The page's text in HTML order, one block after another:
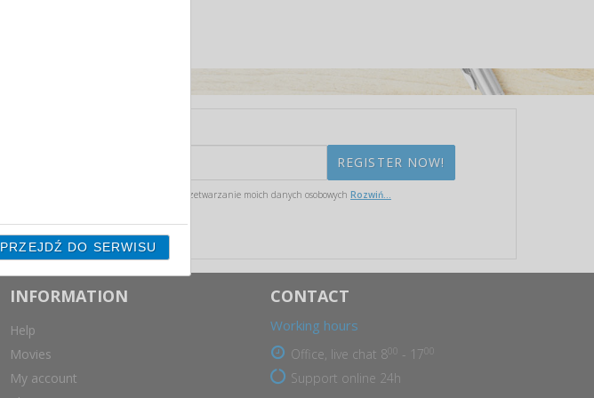
Wyrażam zgodę na przetwarzanie moich danych osobowych Rozwiń...
INFORMATION
Help
Movies
My account
CONTACT
Working hours
Office, live chat 8 - 17
Support online 24h
PRZEJDŹ DO SERWISU